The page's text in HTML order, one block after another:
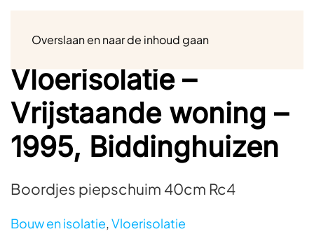
Overslaan en naar de inhoud gaan
Vloerisolatie –
Vrijstaande woning –
1995, Biddinghuizen
Boordjes piepschuim 40cm Rc4
Bouw en isolatie,Vloerisolatie